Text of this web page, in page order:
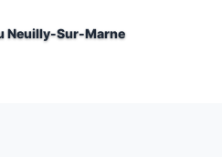
Neuilly-Sur-Marne